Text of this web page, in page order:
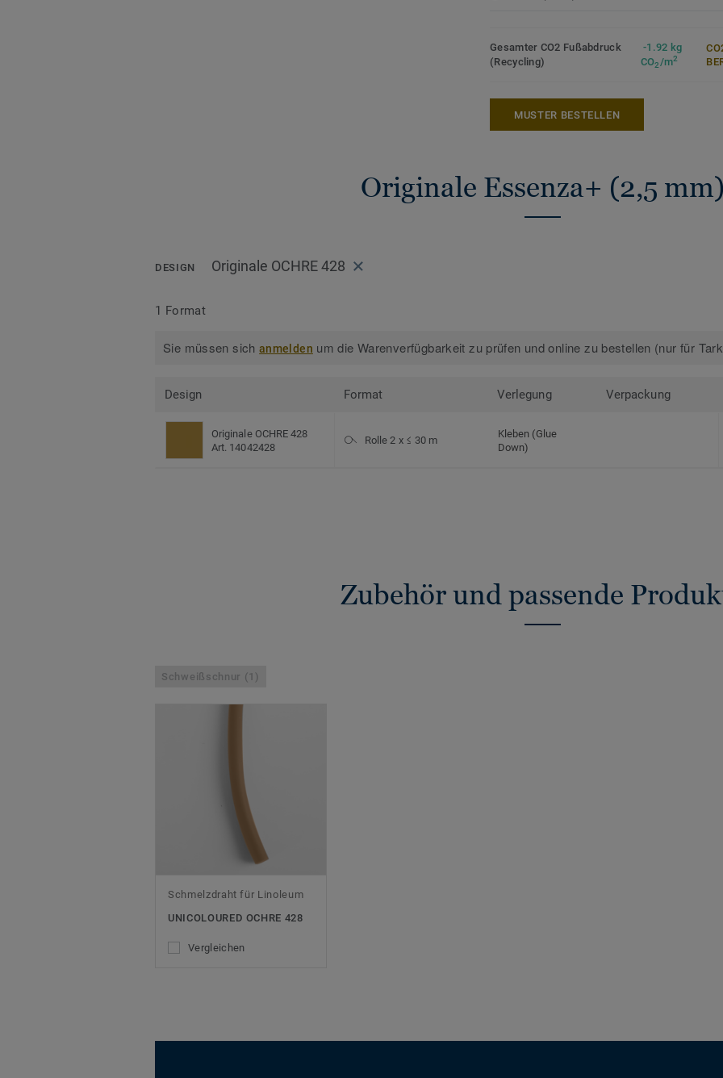
Teil unsererTarkett Circular Selection ,
kreislauffähigen
Mehr über Tarkett Linoleum erfahren:
Gesamter CO2 Fußabdruck
(Recycling)
-1.92 kg
CO2/m2
MUSTER BESTELLEN
Originale Essenza+ (2,5
DESIGN Originale OCHRE 428
1 Format
Sie müssen sichanmelden um die Warenverfügbarkeit zu prüfen und online zu bestellen (nur für
Design Format Verlegung Verpackung
Originale OCHRE 428
Art. 14042428
Rolle 2 x ≤ 30 m
Kleben (Glue
Down)
Zubehör und passende
Schweißschnur (1)
Schmelzdraht für Linoleum
UNICOLOURED OCHRE 428
Vergleichen